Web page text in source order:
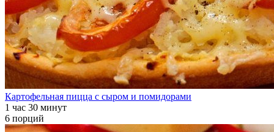
Картофельная пицца с сыром и помидорами
1 час 30 минут
6 порций